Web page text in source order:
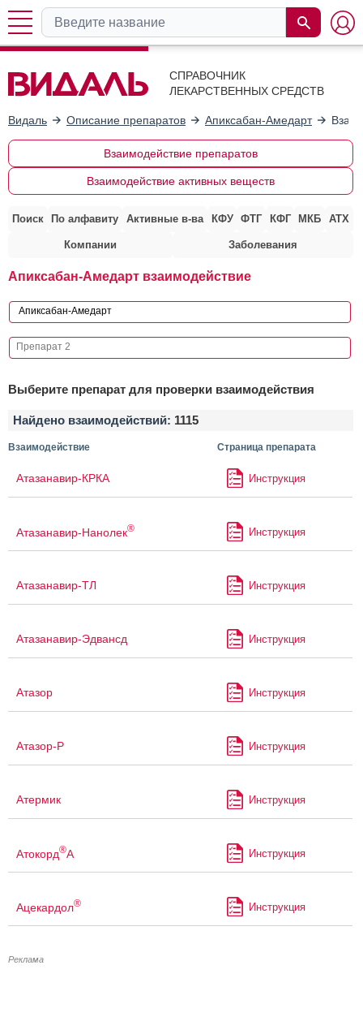
СПРАВОЧНИК
ЛЕКАРСТВЕННЫХ СРЕДСТВ
Видаль Описание препаратов Апиксабан-Амедарт
Взаимодействие препаратов
Взаимодействие активных веществ
Поиск По алфавиту Активные в-ва КФУ ФТГ КФГ МКБ АТХ
Компании Заболевания
Апиксабан-Амедарт взаимодействие
Выберите препарат для проверки взаимодействия
Найдено взаимодействий: 1115
Взаимодействие Страница препарата
Атазанавир-КРКА Инструкция
Атазанавир-Нанолек® Инструкция
Атазанавир-ТЛ Инструкция
Атазанавир-Эдвансд Инструкция
Атазор Инструкция
Атазор-Р Инструкция
Атермик Инструкция
Атокорд®А Инструкция
Ацекардол® Инструкция
Реклама